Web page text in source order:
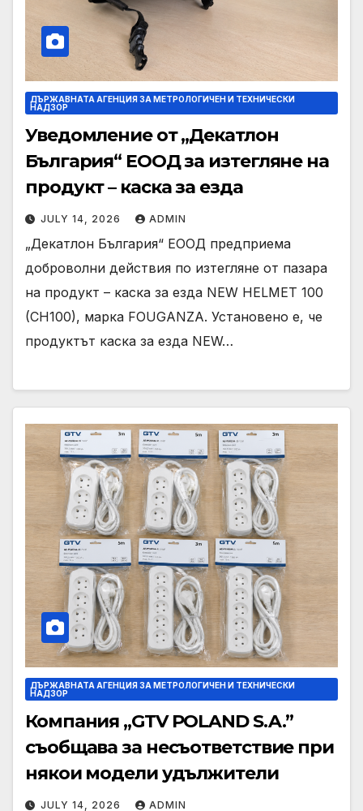
ДЪРЖАВНАТА АГЕНЦИЯ ЗА МЕТРОЛОГИЧЕН И ТЕХНИЧЕСКИ
НАДЗОР
Уведомление от „Декатлон
България“ ЕООД за изтегляне на
продукт – каска за езда
JULY 14, 2026 ADMIN
„Декатлон България“ ЕООД предприема
доброволни действия по изтегляне от пазара
на продукт – каска за езда NEW HELMET 100
(CH100), марка FOUGANZA. Установено е, че
продуктът каска за езда NEW…
ДЪРЖАВНАТА АГЕНЦИЯ ЗА МЕТРОЛОГИЧЕН И ТЕХНИЧЕСКИ
НАДЗОР
Компания „GTV POLAND S.A.”
съобщава за несъответствие при
някои модели удължители
JULY 14, 2026 ADMIN